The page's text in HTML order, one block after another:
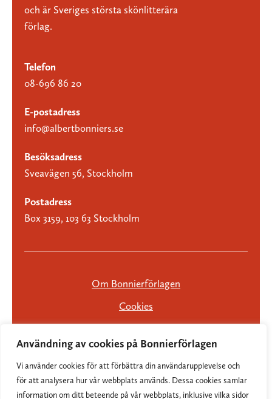
Användning av cookies på Bonnierförlagen
Vi använder cookies för att förbättra din användarupplevelse och
för att analysera hur vår webbplats används. Dessa cookies samlar
information om ditt beteende på vår webbplats, inklusive vilka sidor
och är Sveriges största skönlitterära
förlag.
Telefon
08-696 86 20
E-postadress
info@albertbonniers.se
Besöksadress
Sveavägen 56, Stockholm
Postadress
Box 3159, 103 63 Stockholm
Om Bonnierförlagen
Cookies